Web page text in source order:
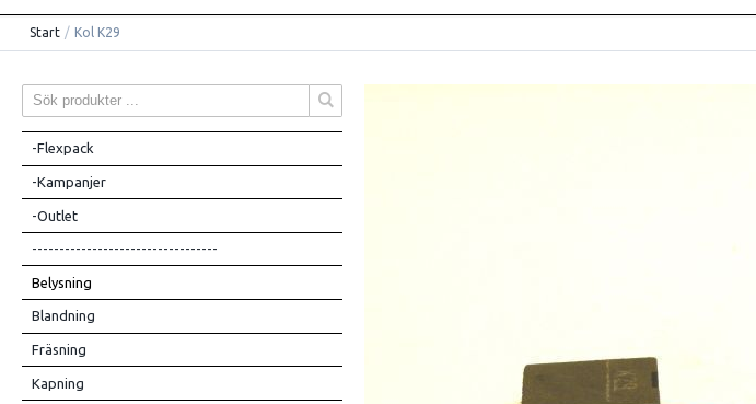
Start / Kol K29
-Flexpack
-Kampanjer
-Outlet
----------------------------------
Belysning
Blandning
Fräsning
Kapning